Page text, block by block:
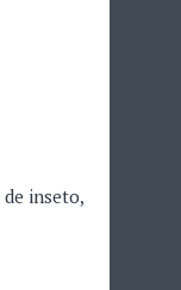
de inseto,